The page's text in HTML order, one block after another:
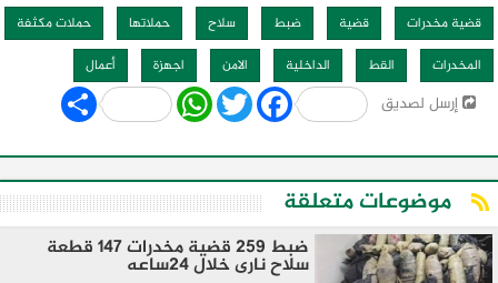
قضية مخدرات
قضية ضبط سلاح حملاتها
حملات مكثفة
المخدرات
القط الداخلية الامن اجهزة أعمال
إرسل لصديق Share WhatsApp
Twitter Facebook
موضوعات متعلقة
ضبط 259 قضية مخدرات 147 قطعة
سلاح نارى خلال 24ساعه